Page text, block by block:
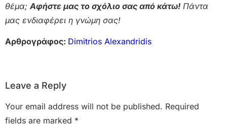
θέμα; Αφήστε μας το σχόλιο σας από κάτω! Πάντα
μας ενδιαφέρει η γνώμη σας!
Αρθρογράφος: Dimitrios Alexandridis
Leave a Reply
Your email address will not be published. Required
fields are marked *